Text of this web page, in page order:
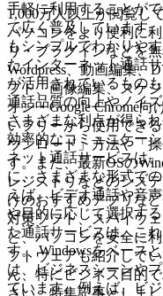
手軽に利用することが
て広く普及しています
もシンプルでわかりや
たインターネット通話
が活用されているもの
通話品質の向上やノイ
さまざまな利点が得ら
効率的なコミュニケー
ネット通話サービスは
に、さまざまな形式で
えば、ビデオ通話や音
や目的に応じて選択す
た通話サービスは、こ
す。 Windowsをベース
は、ビジネスシーンや
ています。例えば、ビ
1,000万人以上が閲覧し
パソコンをより便利に
リ・プラグインなどを
Wordpress、動画編集、
フト、画像編集、スケ
オン・Google Chrome向
いフリーから使用でき
ウンロード」方法や「
す。また、最新OSの
レジストリなどのシス
けのおすすめアプリな
対策ソフト、スパイウ
ど、パソコンを安全に
フトウェアも紹介して
ん、特にビジネス目的
さい。特集記事としま